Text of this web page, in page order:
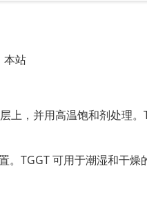
本站
上，并用高温饱和剂处理。
TGGT 可用于潮湿和干燥